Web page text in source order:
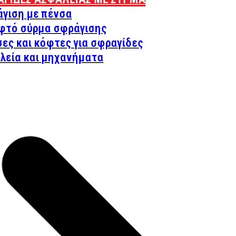
με πένσα
σύρμα σφράγισης
και κόφτες για σφραγίδες
και μηχανήματα